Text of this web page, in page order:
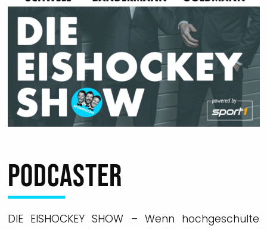
PODCASTER
DIE EISHOCKEY SHOW – Wenn hochgeschulte